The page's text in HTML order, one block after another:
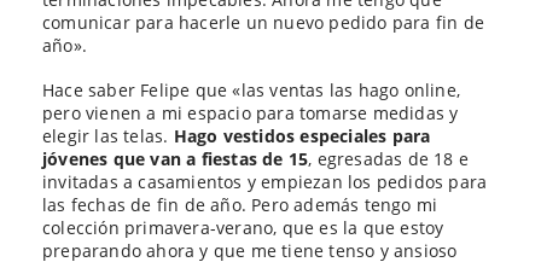
comunicar para hacerle un nuevo pedido para fin de
año».
Hace saber Felipe que «las ventas las hago online,
pero vienen a mi espacio para tomarse medidas y
elegir las telas. Hago vestidos especiales para
jóvenes que van a fiestas de 15, egresadas de 18 e
invitadas a casamientos y empiezan los pedidos para
las fechas de fin de año. Pero además tengo mi
colección primavera-verano, que es la que estoy
preparando ahora y que me tiene tenso y ansioso